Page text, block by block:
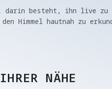
darin besteht, ihn live zu
Himmel hautnah zu
NÄHE